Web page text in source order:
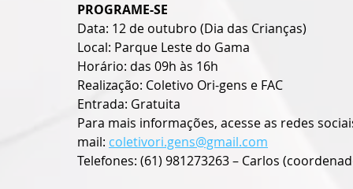
PROGRAME-SE
Data: 12 de outubro (Dia das Crianças)
Local: Parque Leste do Gama
Horário: das 09h às 16h
Realização: Coletivo Ori-gens e FAC
Entrada: Gratuita
Para mais informações, acesse as redes
mail: coletivori.gens@gmail.com
Telefones: (61) 981273263 – Carlos